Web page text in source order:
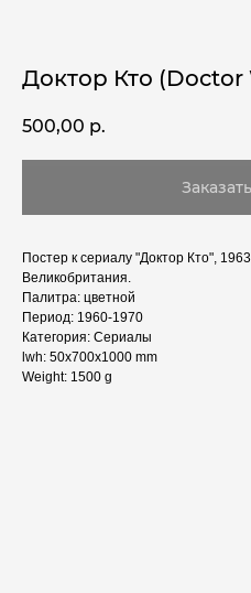
Доктор Кто (Doctor
500,00 р.
Заказать
Постер к сериалу "Доктор Кто",
Великобритания.
Палитра: цветной
Период: 1960-1970
Категория: Сериалы
lwh: 50x700x1000 mm
Weight: 1500 g